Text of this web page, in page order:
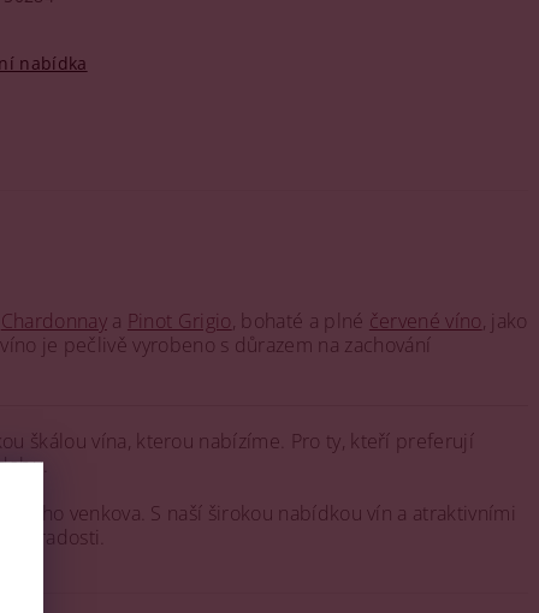
nabídka
Chardonnaya Pinot Grigio, bohaté a plné červené víno, jako
víno je pečlivě vyrobeno s důrazem na zachování
škálou vína, kterou nabízíme. Pro ty, kteří preferují
venkova. S naší širokou nabídkou vín a atraktivními
a radosti.